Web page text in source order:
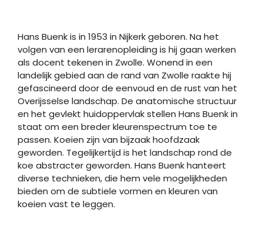
Hans Buenk is in 1953 in Nijkerk geboren. Na het
volgen van een lerarenopleiding is hij gaan werken
als docent tekenen in Zwolle. Wonend in een
landelijk gebied aan de rand van Zwolle raakte hij
gefascineerd door de eenvoud en de rust van het
Overijsselse landschap. De anatomische structuur
en het gevlekt huidoppervlak stellen Hans Buenk in
staat om een breder kleurenspectrum toe te
passen. Koeien zijn van bijzaak hoofdzaak
geworden. Tegelijkertijd is het landschap rond de
koe abstracter geworden. Hans Buenk hanteert
diverse technieken, die hem vele mogelijkheden
bieden om de subtiele vormen en kleuren van
koeien vast te leggen.